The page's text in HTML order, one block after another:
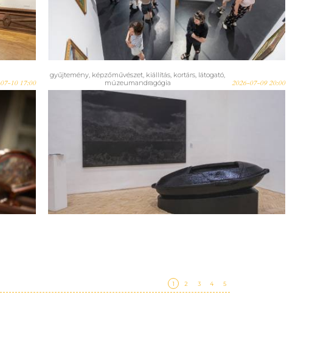
Nyári Művészbázis fiatal
alkotóival
10 17:00
gyűjtemény, képzőművészet, kiállítás, kortárs, látogató,
múzeumandragógia
2026-07-09 20:00
A Magyar Képzőművészeti
Egyetem legjobb diplomaművei
a HAB-ban – Best of Diploma
2026
1 2 3 4 5